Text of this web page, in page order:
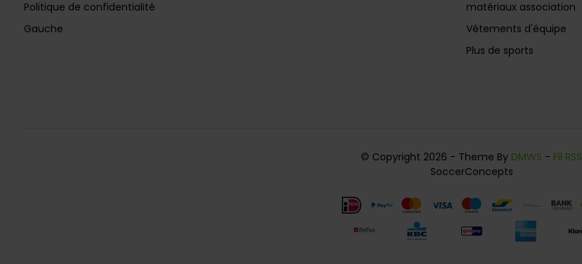
Politique de confidentialité
Gauche
matériaux association
Vêtements d'équipe
Plus de sports
© Copyright 2026 - Theme By DMWS - Fil RSS
SoccerConcepts